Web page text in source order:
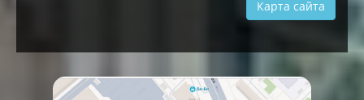
Карта сайта